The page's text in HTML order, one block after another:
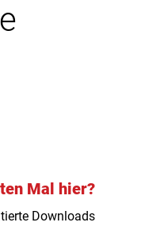
Mal hier?
Downloads